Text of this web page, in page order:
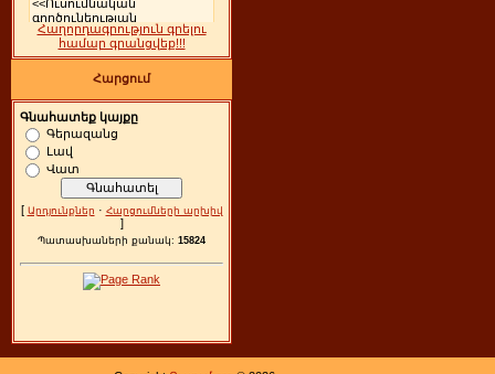
Հաղորդագրություն գրելու
համար գրանցվեք!!!
Հարցում
Գնահատեք կայքը
Գերազանց
Լավ
Վատ
[ Արդյունքներ · Հարցումների արխիվ
]
Պատասխաների քանակ: 15824